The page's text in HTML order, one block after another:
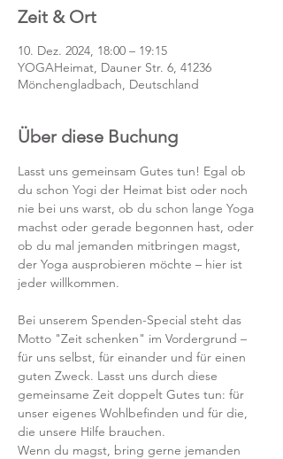
Zeit & Ort
10. Dez. 2024, 18:00 – 19:15
YOGAHeimat, Dauner Str. 6, 41236
Mönchengladbach, Deutschland
Über diese Buchung
Lasst uns gemeinsam Gutes tun! Egal ob
du schon Yogi der Heimat bist oder noch
nie bei uns warst, ob du schon lange Yoga
machst oder gerade begonnen hast, oder
ob du mal jemanden mitbringen magst,
der Yoga ausprobieren möchte – hier ist
jeder willkommen.
Bei unserem Spenden-Special steht das
Motto "Zeit schenken" im Vordergrund –
für uns selbst, für einander und für einen
guten Zweck. Lasst uns durch diese
gemeinsame Zeit doppelt Gutes tun: für
unser eigenes Wohlbefinden und für die,
die unsere Hilfe brauchen.
Wenn du magst, bring gerne jemanden